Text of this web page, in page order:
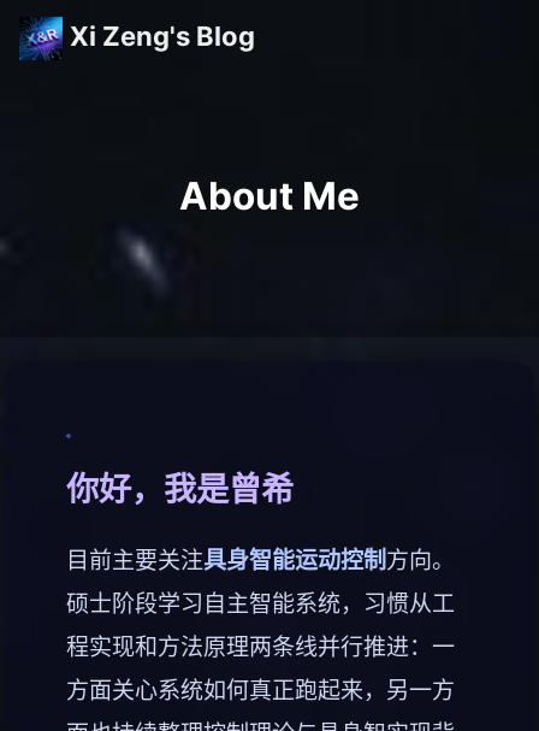
Xi Zeng's Blog
About Me
你好，我是曾希
目前主要关注具身智能运动控制方向。
硕士阶段学习自主智能系统，习惯从工
程实现和方法原理两条线并行推进：一
方面关心系统如何真正跑起来，另一方